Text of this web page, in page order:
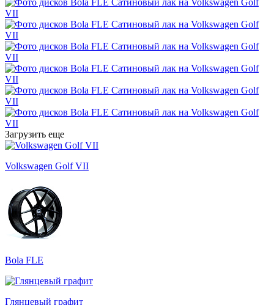
Загрузить еще
Volkswagen Golf VII
Bola FLE
Глянцевый графит